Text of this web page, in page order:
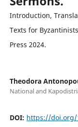
Introduction,
Texts for
Press 2024.
Theodora
National and
DOI: https://doi.org/